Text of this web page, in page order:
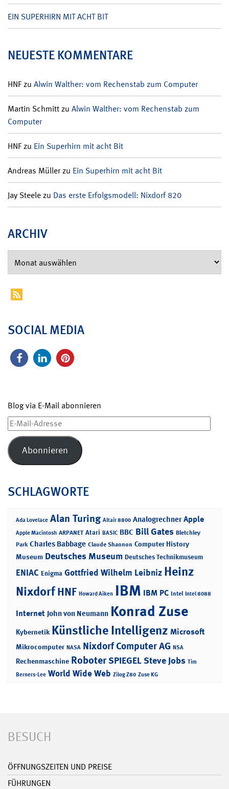
EIN SUPERHIRN MIT ACHT BIT
NEUESTE KOMMENTARE
HNFzu Alwin Walther: vom Rechenstab zum Computer
Martin Schmittzu Alwin Walther: vom Rechenstab zum
Computer
HNFzu Ein Superhirn mit acht Bit
Andreas Müllerzu Ein Superhirn mit acht Bit
Jay Steelezu Das erste Erfolgsmodell: Nixdorf 820
ARCHIV
SOCIAL MEDIA
Blog via E-Mail abonnieren
E-
Mail-
Adresse
Abonnieren
SCHLAGWORTE
Ada Lovelace Alan Turing Altair 8800 Analogrechner Apple
Apple Macintosh ARPANET Atari BASIC BBC Bill Gates Bletchley
Park Charles Babbage Claude Shannon Computer History
Museum Deutsches Museum Deutsches Technikmuseum
ENIAC Enigma Gottfried Wilhelm Leibniz Heinz
NixdorfHNF Howard Aiken IBM IBM PC Intel Intel 8088
Internet John von Neumann Konrad Zuse
Kybernetik Künstliche Intelligenz Microsoft
Mikrocomputer NASA Nixdorf Computer AG NSA
Rechenmaschine RoboterSPIEGELSteve Jobs Tim
Berners-Lee World Wide Web Zilog Z80 Zuse KG
BESUCH
ÖFFNUNGSZEITEN UND PREISE
FÜHRUNGEN